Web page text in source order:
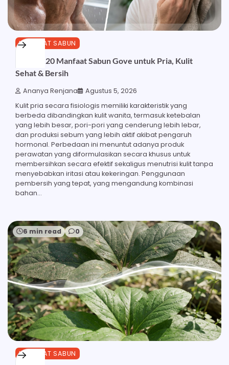
MANFAAT SABUN
Ketahui 20 Manfaat Sabun Gove untuk Pria, Kulit
Sehat & Bersih
Ananya Renjana Agustus 5, 2026
Kulit pria secara fisiologis memiliki karakteristik yang
berbeda dibandingkan kulit wanita, termasuk ketebalan
yang lebih besar, pori-pori yang cenderung lebih lebar,
dan produksi sebum yang lebih aktif akibat pengaruh
hormonal. Perbedaan ini menuntut adanya produk
perawatan yang diformulasikan secara khusus untuk
membersihkan secara efektif sekaligus menutrisi kulit tanpa
menyebabkan iritasi atau kekeringan. Penggunaan
pembersih yang tepat, yang mengandung kombinasi
bahan…
6 min read 0
MANFAAT SABUN